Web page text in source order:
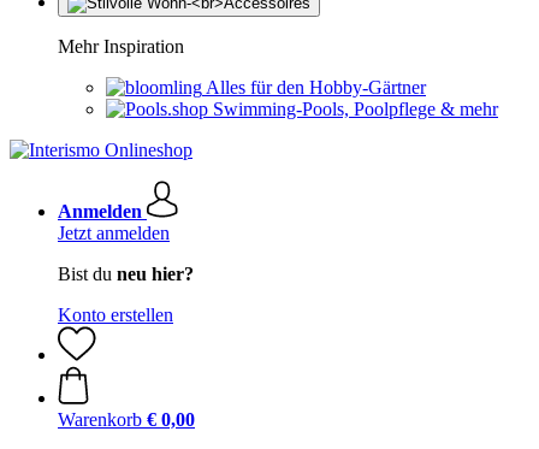
Mehr Inspiration
Alles für den Hobby-Gärtner
Swimming-Pools, Poolpflege & mehr
Anmelden
Jetzt anmelden
Bist du neu hier?
Konto erstellen
Warenkorb € 0,00